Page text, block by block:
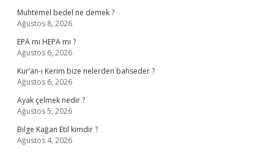
Muhtemel bedel ne demek ?
Ağustos 8, 2026
EPA mı HEPA mı ?
Ağustos 6, 2026
Kur’an-ı Kerim bize nelerden bahseder ?
Ağustos 6, 2026
Ayak çelmek nedir ?
Ağustos 5, 2026
Bilge Kağan Etil kimdir ?
Ağustos 4, 2026